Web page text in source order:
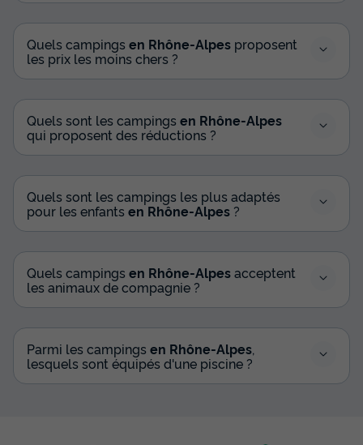
Quels campings en Rhône-Alpes proposent
les prix les moins chers ?
Quels sont les campings en Rhône-Alpes
qui proposent des réductions ?
Quels sont les campings les plus adaptés
pour les enfants en Rhône-Alpes ?
Quels campings en Rhône-Alpesacceptent
les animaux de compagnie ?
Parmi les campings en Rhône-Alpes,
lesquels sont équipés d'une piscine ?